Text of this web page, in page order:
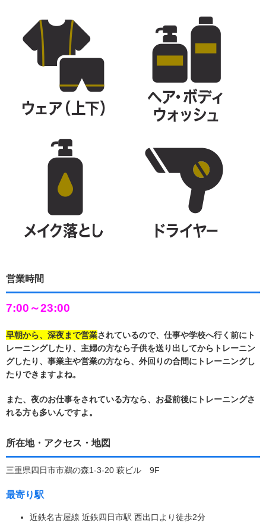
営業時間
7:00～23:00
早朝から、深夜まで営業されているので、仕事や学校へ行く前にト
レーニングしたり、主婦の方なら子供を送り出してからトレーニン
グしたり、事業主や営業の方なら、外回りの合間にトレーニングし
たりできますよね。
また、夜のお仕事をされている方なら、お昼前後にトレーニングさ
れる方も多いんですよ。
所在地・アクセス・地図
三重県四日市市鵜の森1-3-20 萩ビル 9F
最寄り駅
近鉄名古屋線 近鉄四日市駅 西出口より徒歩2分